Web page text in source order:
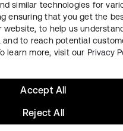
シーサイト利用規約セキュリ
similar technologies for
ensuring that you get the
website, to help us
to reach potential
learn more, visit our Privacy
Reject All
Accept All